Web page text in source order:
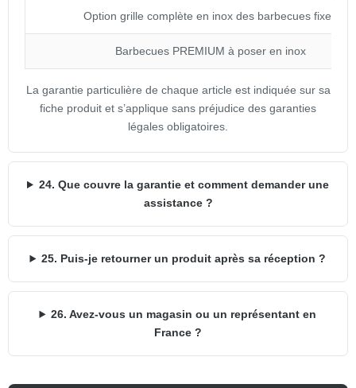
Option grille complète en inox des barbecues fixes
Barbecues PREMIUM à poser en inox
La garantie particulière de chaque article est indiquée sur sa
fiche produit et s’applique sans préjudice des garanties
légales obligatoires.
24. Que couvre la garantie et comment demander une
assistance ?
25. Puis-je retourner un produit après sa réception ?
26. Avez-vous un magasin ou un représentant en
France ?